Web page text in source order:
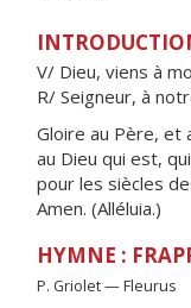
V/ Dieu, viens à
R/ Seigneur, à
Gloire au Père, et
au Dieu qui est,
pour les siècles
Amen. (Alléluia.)
HYMNE :
P. Griolet — Fleurus